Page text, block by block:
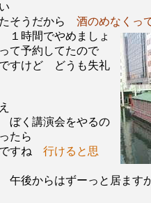
い
たそうだから 酒のめなくっ
１時間でやめましょ
て予約してたので
すけど どうも失礼
え
ぼく講演会をやるの
たら
すね 行けると思
午後からはずーっと居ます